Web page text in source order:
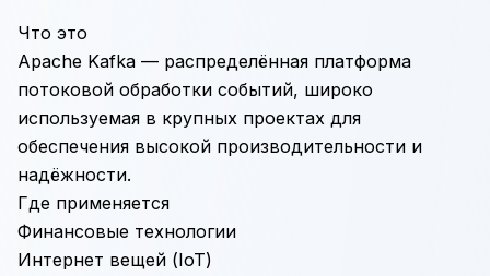
Что это
Apache Kafka — распределённая платформа
потоковой обработки событий, широко
используемая в крупных проектах для
обеспечения высокой производительности и
надёжности.
Где применяется
Финансовые технологии
Интернет вещей (IoT)